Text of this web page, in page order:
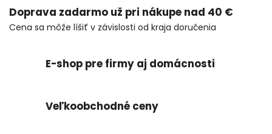
Doprava zadarmo už pri nákupe nad 40 €
Cena sa môže líšiť v závislosti od kraja doručenia
E-shop pre firmy aj domácnosti
Veľkoobchodné ceny